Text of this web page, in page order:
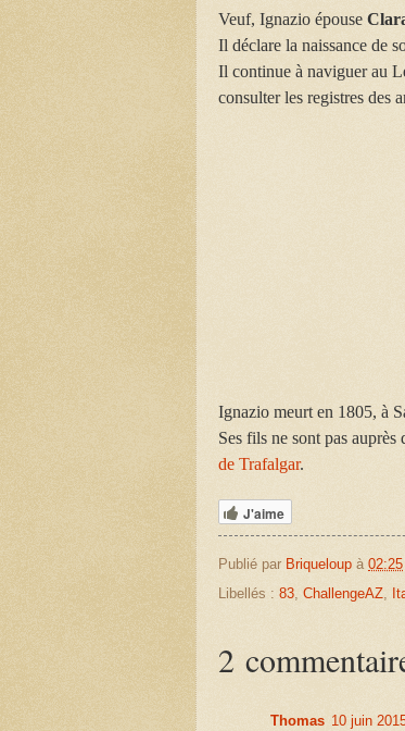
Veuf, Ignazio épouse
Il déclare la naissance de
Il continue à naviguer au
consulter les registres des
Ignazio meurt en 1805, à
Ses fils ne sont pas
de Trafalgar.
J'aime
Publié par Briqueloup à 02:25
Libellés : 83 ChallengeAZ
2
Thomas 10 juin